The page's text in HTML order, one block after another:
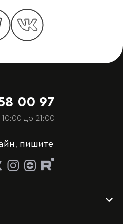
00 97
до 21:00
пишите